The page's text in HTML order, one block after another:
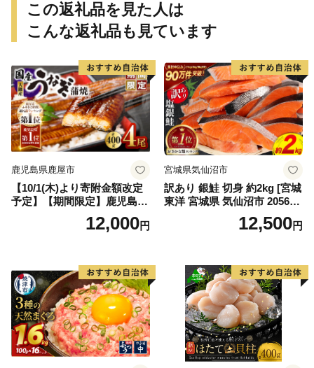
この返礼品を見た人は
こんな返礼品も見ています
鹿児島県鹿屋市
【10/1(木)より寄附金額改定
予定】【期間限定】鹿児島県
大隅産うなぎ蒲焼4尾（400
g） KN007-02312,000円
宮城県気仙沼市
訳あり 銀鮭 切身 約2kg [宮城
東洋 宮城県 気仙沼市 205649
91] 鮭 魚介類 海鮮 訳アリ 規
格外 不揃い さけ サケ 鮭切身
切り身 魚 わけあり
12,500円